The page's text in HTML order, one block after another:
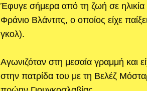
Έφυγε σήμερα από τη ζωή σε
Φράνιο Βλάντιτς, ο οποίος είχε
γκολ).
Αγωνιζόταν στη μεσαία γραμμή και
στην πατρίδα του με τη Βελέζ